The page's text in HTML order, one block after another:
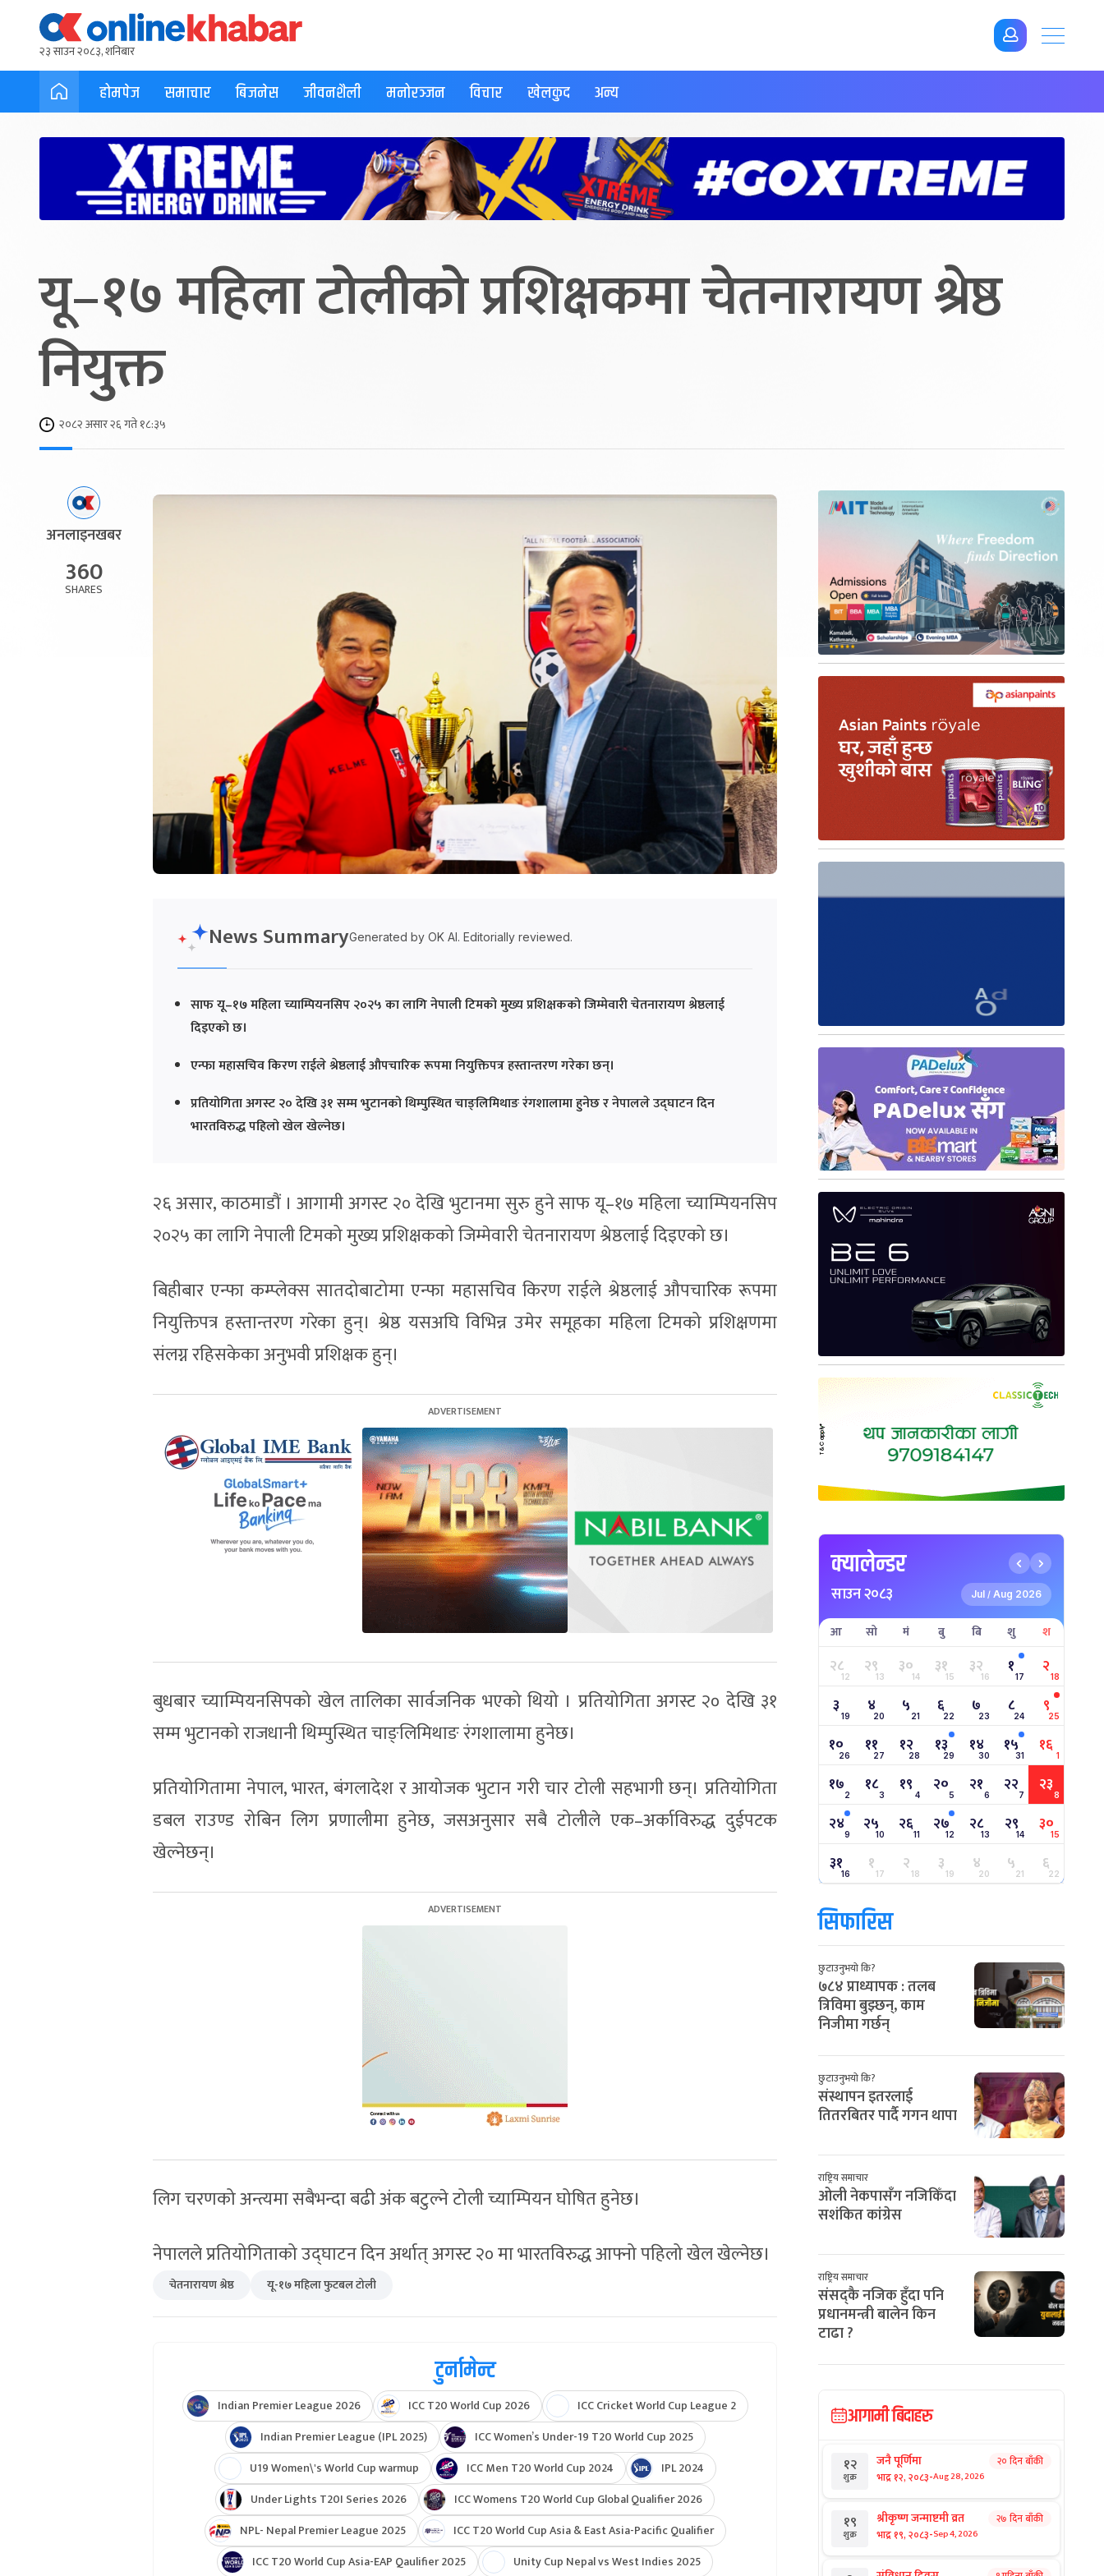
२३ साउन २०८३, शनिबार
होमपेज समाचार बिजनेस जीवनशैली मनोरञ्जन विचार खेलकुद अन्य
यू–१७ महिला टोलीको प्रशिक्षकमा चेतनारायण श्रेष्ठ
नियुक्त
२०८२ असार २६ गते १८:३५
अनलाइनखबर
360
SHARES
News SummaryGenerated by OK AI. Editorially reviewed.
साफ यू–१७ महिला च्याम्पियनसिप २०२५ का लागि नेपाली टिमको मुख्य प्रशिक्षकको जिम्मेवारी चेतनारायण श्रेष्ठलाई
दिइएको छ।
एन्फा महासचिव किरण राईले श्रेष्ठलाई औपचारिक रूपमा नियुक्तिपत्र हस्तान्तरण गरेका छन्।
प्रतियोगिता अगस्ट २० देखि ३१ सम्म भुटानको थिम्पुस्थित चाङ्लिमिथाङ रंगशालामा हुनेछ र नेपालले उद्घाटन दिन
भारतविरुद्ध पहिलो खेल खेल्नेछ।
२६ असार, काठमाडौं । आगामी अगस्ट २० देखि भुटानमा सुरु हुने साफ यू–१७ महिला च्याम्पियनसिप
२०२५ का लागि नेपाली टिमको मुख्य प्रशिक्षकको जिम्मेवारी चेतनारायण श्रेष्ठलाई दिइएको छ।
बिहीबार एन्फा कम्प्लेक्स सातदोबाटोमा एन्फा महासचिव किरण राईले श्रेष्ठलाई औपचारिक रूपमा
नियुक्तिपत्र हस्तान्तरण गरेका हुन्। श्रेष्ठ यसअघि विभिन्न उमेर समूहका महिला टिमको प्रशिक्षणमा
संलग्न रहिसकेका अनुभवी प्रशिक्षक हुन्।
बुधबार च्याम्पियनसिपको खेल तालिका सार्वजनिक भएको थियो । प्रतियोगिता अगस्ट २० देखि ३१
सम्म भुटानको राजधानी थिम्पुस्थित चाङ्लिमिथाङ रंगशालामा हुनेछ।
प्रतियोगितामा नेपाल, भारत, बंगलादेश र आयोजक भुटान गरी चार टोली सहभागी छन्। प्रतियोगिता
डबल राउण्ड रोबिन लिग प्रणालीमा हुनेछ, जसअनुसार सबै टोलीले एक–अर्काविरुद्ध दुईपटक
खेल्नेछन्।
लिग चरणको अन्त्यमा सबैभन्दा बढी अंक बटुल्ने टोली च्याम्पियन घोषित हुनेछ।
नेपालले प्रतियोगिताको उद्घाटन दिन अर्थात् अगस्ट २० मा भारतविरुद्ध आफ्नो पहिलो खेल खेल्नेछ।
चेतनारायण श्रेष्ठ यू-१७ महिला फुटबल टोली
टुर्नामेन्ट
Indian Premier League 2026 ICC T20 World Cup 2026
ICC Cricket World Cup League 2
Indian Premier League (IPL 2025)
ICC Women’s Under-19 T20 World Cup 2025
U19 Women\'s World Cup warmup
ICC Men T20 World Cup 2024
IPL 2024
Under Lights T20I Series 2026
ICC Womens T20 World Cup Global Qualifier 2026
NPL- Nepal Premier League 2025
ICC T20 World Cup Asia & East Asia-Pacific Qualifier
ICC T20 World Cup Asia-EAP Qaulifier 2025
Unity Cup Nepal vs West Indies 2025
क्यालेन्डर
साउन २०८३ Jul / Aug 2026
आ सो मं बु बि शु श
२८12 २९13 ३०14 ३१15 ३२16 १17 २18
३ 19 ४20 ५ 21 ६22 ७23 ८24 ९25
१०26 ११27 १२28 १३29 १४30 १५31 १६ 1
१७2 १८3 १९ 4 २०5 २१6 २२7 २३8
२४9 २५10 २६11 २७12 २८13 २९14 ३०15
३१16 १17 २18 ३19 ४20 ५21 ६22
सिफारिस
छुटाउनुभयो कि?
७८४ प्राध्यापक : तलब
त्रिविमा बुझ्छन्, काम
निजीमा गर्छन्
छुटाउनुभयो कि?
संस्थापन इतरलाई
तितरबितर पार्दै गगन थापा
राष्ट्रिय समाचार
ओली नेकपासँग नजिकिँदा
सशंकित कांग्रेस
राष्ट्रिय समाचार
संसद्कै नजिक हुँदा पनि
प्रधानमन्त्री बालेन किन
टाढा ?
आगामी बिदाहरु
१२
शुक्र
जनै पूर्णिमा
भाद्र १२, २०८३-Aug 28, 2026
२० दिन बाँकी
१९
शुक्र
श्रीकृष्ण जन्माष्टमी व्रत
भाद्र १९, २०८३-Sep 4, 2026
२७ दिन बाँकी